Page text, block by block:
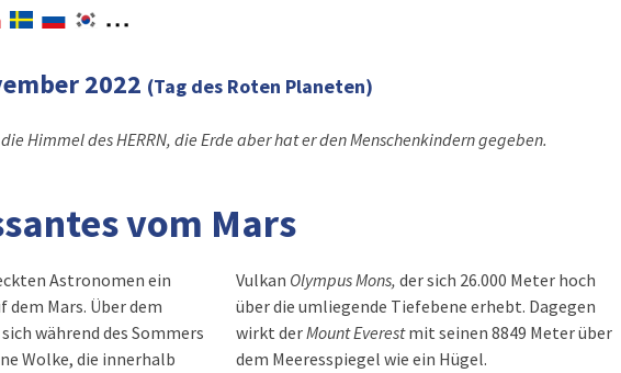
2022 (Tag des Roten Planeten)
Himmel des HERRN, die Erde aber hat er den Menschenkindern gegeben.
vom Mars
Astronomen ein
Mars. Über dem
während des Sommers
Wolke, die innerhalb
Vulkan Olympus Mons, der sich 26.000 Meter hoch
über die umliegende Tiefebene erhebt. Dagegen
wirkt derMount Everestmit seinen 8849 Meter über
dem Meeresspiegel wie ein Hügel.